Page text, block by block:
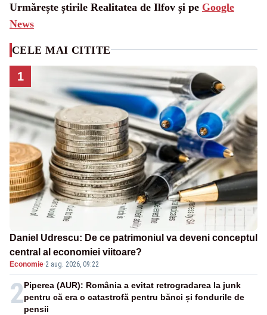
Urmărește știrile Realitatea de Ilfov și pe Google
News
CELE MAI CITITE
1
Daniel Udrescu: De ce patrimoniul va deveni conceptul
central al economiei viitoare?
Economie·2 aug. 2026, 09:22
2Piperea (AUR): România a evitat retrogradarea la junk
pentru că era o catastrofă pentru bănci și fondurile de
pensii